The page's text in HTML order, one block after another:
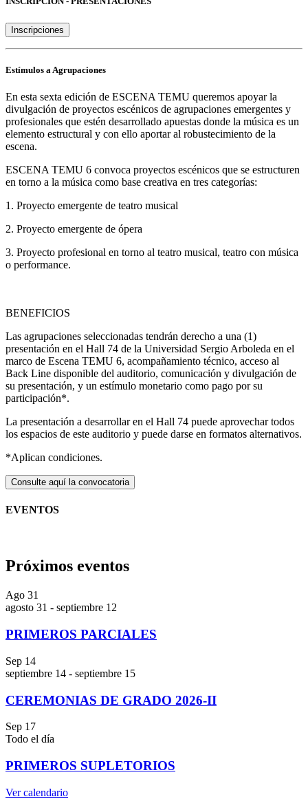
Inscripciones
Estímulos a Agrupaciones
En esta sexta edición de ESCENA TEMU queremos apoyar la
divulgación de proyectos escénicos de agrupaciones emergentes y
profesionales que estén desarrollado apuestas donde la música es un
elemento estructural y con ello aportar al robustecimiento de la
escena.
ESCENA TEMU 6 convoca proyectos escénicos que se estructuren
en torno a la música como base creativa en tres categorías:
1. Proyecto emergente de teatro musical
2. Proyecto emergente de ópera
3. Proyecto profesional en torno al teatro musical, teatro con música
o performance.
BENEFICIOS
Las agrupaciones seleccionadas tendrán derecho a una (1)
presentación en el Hall 74 de la Universidad Sergio Arboleda en el
marco de Escena TEMU 6, acompañamiento técnico, acceso al
Back Line disponible del auditorio, comunicación y divulgación de
su presentación, y un estímulo monetario como pago por su
participación*.
La presentación a desarrollar en el Hall 74 puede aprovechar todos
los espacios de este auditorio y puede darse en formatos alternativos.
*Aplican condiciones.
Consulte aquí la convocatoria
EVENTOS
Próximos eventos
Ago 31
agosto 31 - septiembre 12
PRIMEROS PARCIALES
Sep 14
septiembre 14 - septiembre 15
CEREMONIAS DE GRADO 2026-II
Sep 17
Todo el día
PRIMEROS SUPLETORIOS
Ver calendario